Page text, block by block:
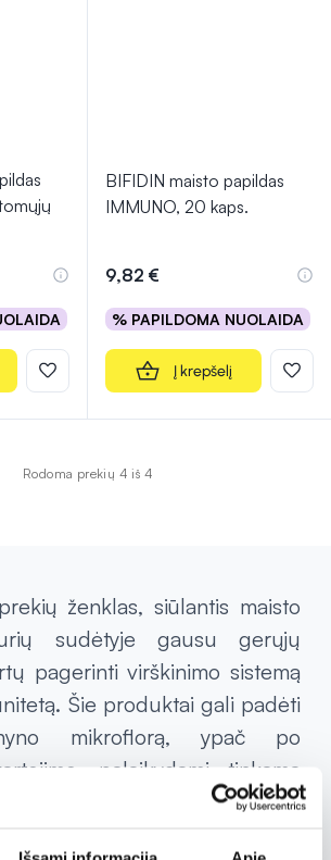
BIFIDIN maisto papildas
IMMUNO, 20 kaps.
9,82 €
% PAPILDOMA NUOLAIDA
Į krepšelį
Rodoma prekių 4 iš 4
ženklas, siūlantis maisto
sudėtyje gausu gerųjų
pagerinti virškinimo sistemą
Šie produktai gali padėti
mikroflorą, ypač po
palaikydami tinkamą
žarnyne. BIFIDIN